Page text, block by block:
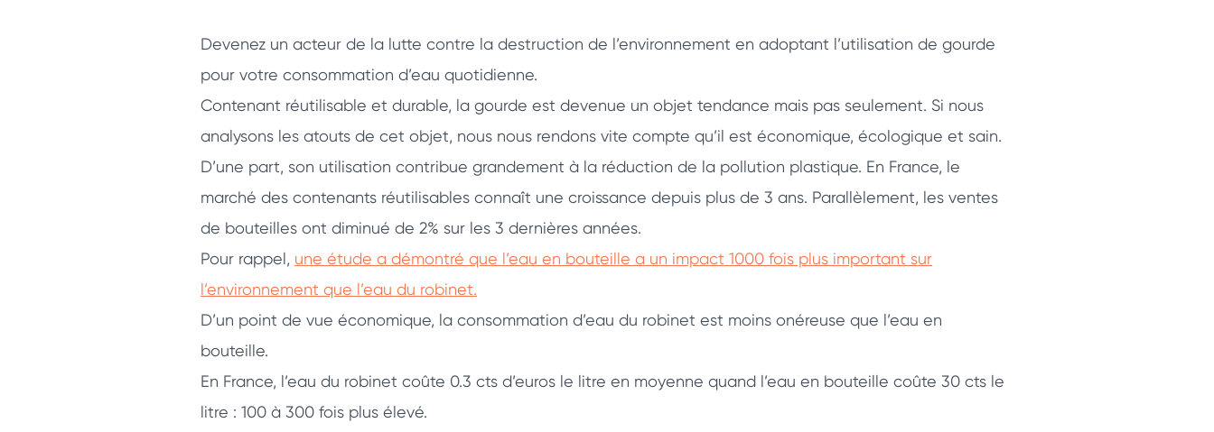
Devenez un acteur de la lutte contre la destruction de l’environnement en adoptant l’utilisation de gourde
pour votre consommation d’eau quotidienne.
Contenant réutilisable et durable, la gourde est devenue un objet tendance mais pas seulement. Si nous
analysons les atouts de cet objet, nous nous rendons vite compte qu’il est économique, écologique et sain.
D’une part, son utilisation contribue grandement à la réduction de la pollution plastique. En France, le
marché des contenants réutilisables connaît une croissance depuis plus de 3 ans. Parallèlement, les ventes
de bouteilles ont diminué de 2% sur les 3 dernières années.
Pour rappel, une étude a démontré que l’eau en bouteille a un impact 1000 fois plus important sur
l’environnement que l’eau du robinet.
D’un point de vue économique, la consommation d’eau du robinet est moins onéreuse que l’eau en
bouteille.
En France, l’eau du robinet coûte 0.3 cts d’euros le litre en moyenne quand l’eau en bouteille coûte 30 cts le
litre : 100 à 300 fois plus élevé.